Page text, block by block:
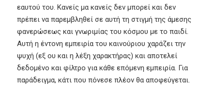
εαυτού του. Κανείς μα κανείς δεν μπορεί και δεν
πρέπει να παρεμβληθεί σε αυτή τη στιγμή της άμεσης
φανερώσεως και γνωριμίας του κόσμου με το παιδί.
Αυτή η έντονη εμπειρία του καινούριου χαράζει την
ψυχή (εξ ου και η λέξη χαρακτήρας) και αποτελεί
δεδομένο και φίλτρο για κάθε επόμενη εμπειρία. Για
παράδειγμα, κάτι που πόνεσε πλέον θα αποφεύγεται.